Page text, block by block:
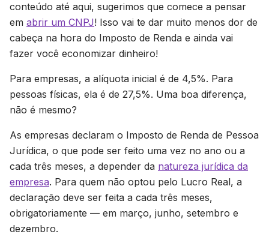
conteúdo até aqui, sugerimos que comece a pensar
em abrir um CNPJ! Isso vai te dar muito menos dor de
cabeça na hora do Imposto de Renda e ainda vai
fazer você economizar dinheiro!
Para empresas, a alíquota inicial é de 4,5%. Para
pessoas físicas, ela é de 27,5%. Uma boa diferença,
não é mesmo?
As empresas declaram o Imposto de Renda de Pessoa
Jurídica, o que pode ser feito uma vez no ano ou a
cada três meses, a depender da natureza jurídica da
empresa. Para quem não optou pelo Lucro Real, a
declaração deve ser feita a cada três meses,
obrigatoriamente — em março, junho, setembro e
dezembro.